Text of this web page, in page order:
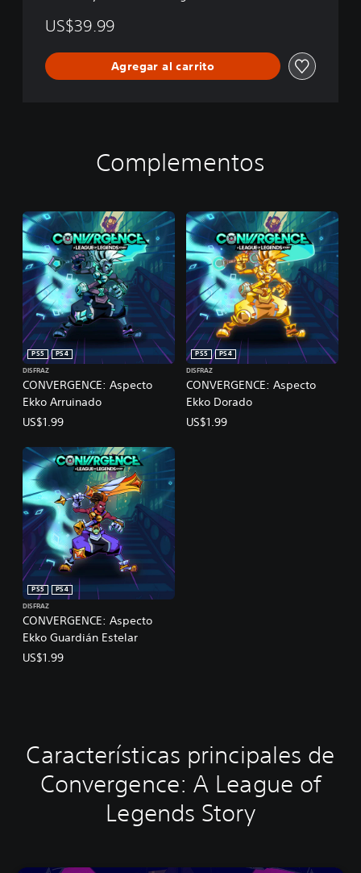
US$39.99
Agregar al carrito
Complementos
CONVERGENCE: Aspecto
Ekko Arruinado
PS5
PS4
DISFRAZ
US$1.99
CONVERGENCE: Aspecto
Ekko Dorado
PS5
PS4
DISFRAZ
US$1.99
CONVERGENCE: Aspecto
Ekko Guardián Estelar
PS5
PS4
DISFRAZ
US$1.99
Características principales de
Convergence: A League of
Legends Story